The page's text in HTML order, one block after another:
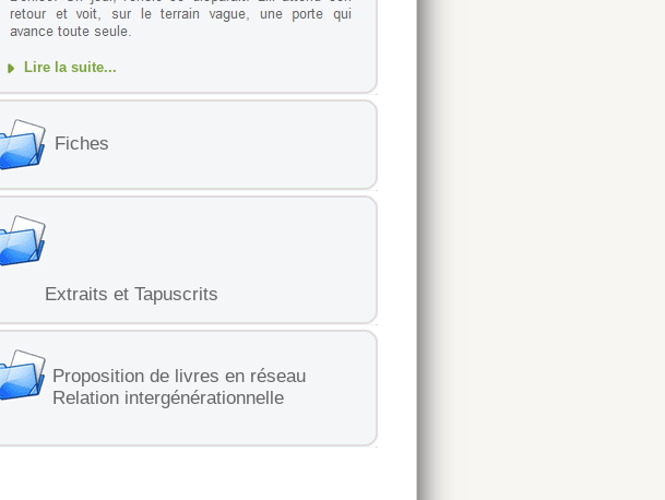
Lire la suite...
Fiches
Extraits et Tapuscrits
Proposition de livres en réseau
Relation intergénérationnelle